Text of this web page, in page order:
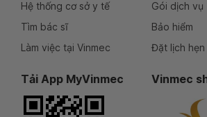
Hệ thống cơ sở y tế
Tìm bác sĩ
Làm việc tại Vinmec
Gói dịch vụ
Bảo hiểm
Đặt lịch hẹn
Tải App MyVinmec Vinmec